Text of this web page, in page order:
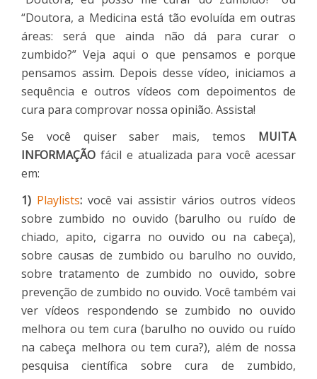
“Doutora, a Medicina está tão evoluída em outras
áreas: será que ainda não dá para curar o
zumbido?” Veja aqui o que pensamos e porque
pensamos assim. Depois desse vídeo, iniciamos a
sequência e outros vídeos com depoimentos de
cura para comprovar nossa opinião. Assista!
Se você quiser saber mais, temos MUITA
INFORMAÇÃO fácil e atualizada para você acessar
em:
1) Playlists: você vai assistir vários outros vídeos
sobre zumbido no ouvido (barulho ou ruído de
chiado, apito, cigarra no ouvido ou na cabeça),
sobre causas de zumbido ou barulho no ouvido,
sobre tratamento de zumbido no ouvido, sobre
prevenção de zumbido no ouvido. Você também vai
ver vídeos respondendo se zumbido no ouvido
melhora ou tem cura (barulho no ouvido ou ruído
na cabeça melhora ou tem cura?), além de nossa
pesquisa científica sobre cura de zumbido,